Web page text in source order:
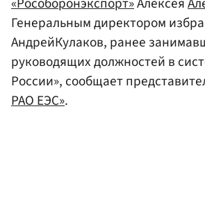
Генеральным директором
АндрейКулаков, ранее
руководящих должностей в
России», сообщает
РАО ЕЭС».